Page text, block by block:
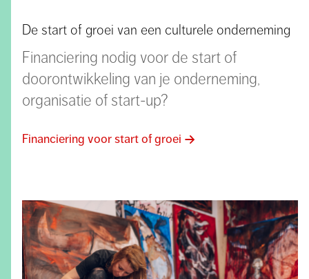
De start of groei van een culturele onderneming
Financiering nodig voor de start of
doorontwikkeling van je onderneming,
organisatie of start-up?
Financiering voor start of groei